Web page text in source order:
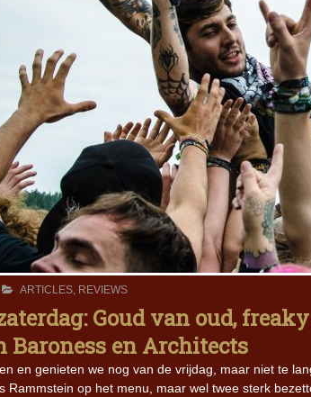
ARTICLES, REVIEWS
Goud van oud,
Baroness en Architects
en genieten we nog van de vrijdag, maar niet te
Rammstein op het menu, maar wel twee sterk